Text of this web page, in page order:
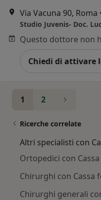
Via Vacuna 90, Roma
Studio Juvenis- Doc.
Chiedi di attivare
1 2
Ricerche correlate
Altri specialisti con
Ortopedici con
Chirurghi con Cassa
Chirurghi generali